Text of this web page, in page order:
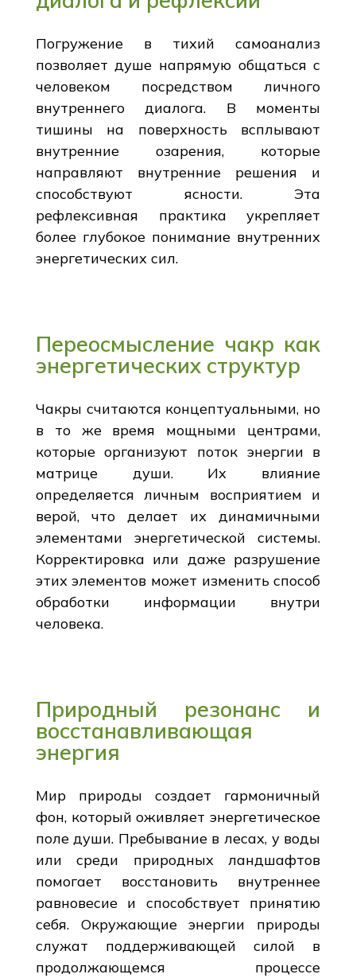
Погружение в тихий самоанализ
позволяет душе напрямую общаться с
человеком посредством личного
внутреннего диалога. В моменты
тишины на поверхность всплывают
внутренние озарения, которые
направляют внутренние решения и
способствуют ясности. Эта
рефлексивная практика укрепляет
более глубокое понимание внутренних
энергетических сил.
Переосмысление чакр как
энергетических структур
Чакры считаются концептуальными, но
в то же время мощными центрами,
которые организуют поток энергии в
матрице души. Их влияние
определяется личным восприятием и
верой, что делает их динамичными
элементами энергетической системы.
Корректировка или даже разрушение
этих элементов может изменить способ
обработки информации внутри
человека.
Природный резонанс и
восстанавливающая
энергия
Мир природы создает гармоничный
фон, который оживляет энергетическое
поле души. Пребывание в лесах, у воды
или среди природных ландшафтов
помогает восстановить внутреннее
равновесие и способствует принятию
себя. Окружающие энергии природы
служат поддерживающей силой в
продолжающемся процессе